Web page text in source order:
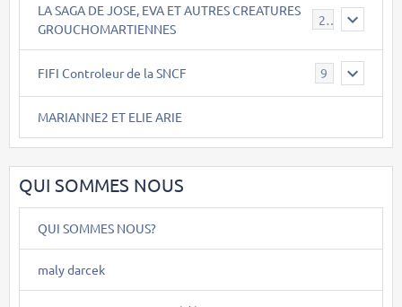
LA SAGA DE JOSE, EVA ET AUTRES CREATURES
GROUCHOMARTIENNES
26
FIFI Controleur de la SNCF 9
MARIANNE2 ET ELIE ARIE
QUI SOMMES NOUS
QUI SOMMES NOUS?
maly darcek